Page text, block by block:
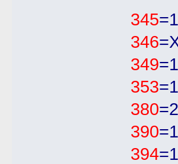
345
346
349
353
380
390
394